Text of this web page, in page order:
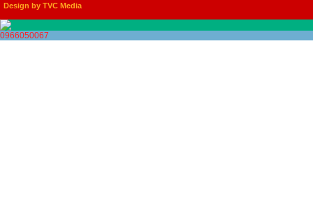
Design by TVC Media
0966050067